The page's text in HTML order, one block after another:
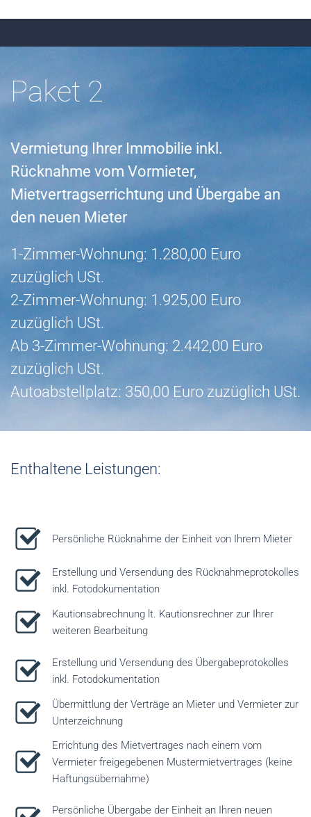
Paket 2
Vermietung Ihrer Immobilie inkl.
Rücknahme vom Vormieter,
Mietvertragserrichtung und Übergabe an
den neuen Mieter
1-Zimmer-Wohnung: 1.280,00 Euro
zuzüglich USt.
2-Zimmer-Wohnung: 1.925,00 Euro
zuzüglich USt.
Ab 3-Zimmer-Wohnung: 2.442,00 Euro
zuzüglich USt.
Autoabstellplatz: 350,00 Euro zuzüglich USt.
Enthaltene Leistungen:
Persönliche Rücknahme der Einheit von Ihrem Mieter
Erstellung und Versendung des Rücknahmeprotokolles
inkl. Fotodokumentation
Kautionsabrechnung lt. Kautionsrechner zur Ihrer
weiteren Bearbeitung
Erstellung und Versendung des Übergabeprotokolles
inkl. Fotodokumentation
Übermittlung der Verträge an Mieter und Vermieter zur
Unterzeichnung
Errichtung des Mietvertrages nach einem vom
Vermieter freigegebenen Mustermietvertrages (keine
Haftungsübernahme)
Persönliche Übergabe der Einheit an Ihren neuen